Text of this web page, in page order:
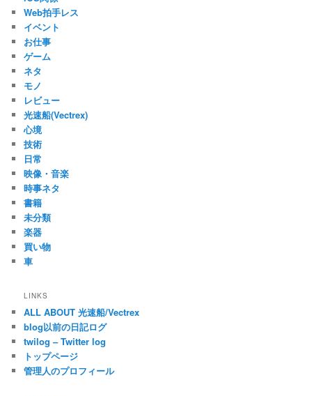
Web拍手レス
イベント
お仕事
ゲーム
ネタ
モノ
レビュー
光速船(Vectrex)
心境
技術
日常
映像・音楽
時事ネタ
書籍
未分類
楽器
買い物
車
LINKS
ALL ABOUT 光速船/Vectrex
blog以前の日記ログ
twilog – Twitter log
トップページ
管理人のプロフィール